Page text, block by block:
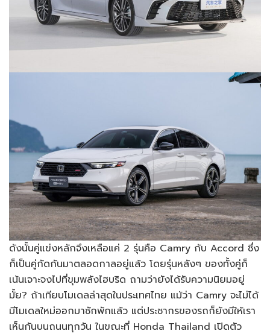
ดังนั้นคู่แข่งหลักจึงเหลือแค่ 2 รุ่นคือ Camry กับ Accord ซึ่ง
ก็เป็นคู่กัดกันมาตลอดกาลอยู่แล้ว โดยรุ่นหลังๆ ของทั้งคู่ก็
เน้นเจาะจงไปที่ขุมพลังไฮบริด ถามว่ายังได้รับความนิยมอยู่
มั้ย? ถ้าเทียบโมเดลล่าสุดในประเทศไทย แม้ว่า Camry จะไม่ได้
มีโมเดลใหม่ออกมาซักพักแล้ว แต่ประชากรของรถก็ยังมีให้เรา
เห็นกันบนถนนทุกวัน ในขณะที่ Honda Thailand เปิดตัว